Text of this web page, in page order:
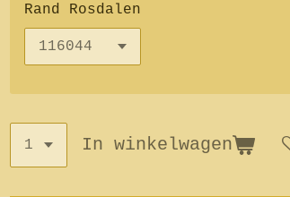
Rand Rosdalen
In winkelwagen